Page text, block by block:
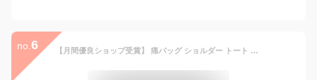
no. 6 【月間優良ショップ受賞】 痛バッグ ショルダー トート A4 痛バ ショルダーバッグ 赤 透明 b5 トートバッグ ファスナー イエロー 大きめ パープル 水色 いたばっく 痛バック 缶バッチ ぬいぐるみ 小さめ 安い オタ活 推し活 ヲタ活 推しカラー 推し色 肩掛け レディース